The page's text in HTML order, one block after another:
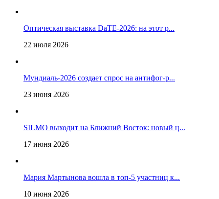
Оптическая выставка DaTE-2026: на этот р...
22 июля 2026
Мундиаль-2026 создает спрос на антифог-р...
23 июня 2026
SILMO выходит на Ближний Восток: новый ц...
17 июня 2026
Мария Мартынова вошла в топ-5 участниц к...
10 июня 2026